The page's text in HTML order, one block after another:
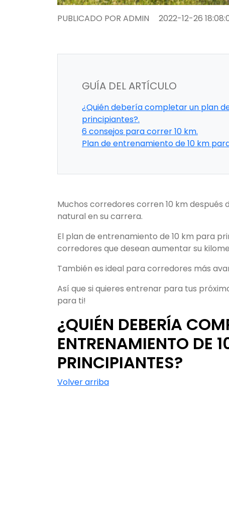
PUBLICADO POR ADMIN 2022-12-26
GUÍA DEL ARTÍCULO
¿Quién debería completar un plan
principiantes?.
6 consejos para correr 10 km.
Plan de entrenamiento de 10 km
Muchos corredores corren 10 km
natural en su carrera.
El plan de entrenamiento de 10 km para
corredores que desean aumentar su
También es ideal para corredores más
Así que si quieres entrenar para tus
para ti!
¿QUIÉN DEBERÍA
ENTRENAMIENTO DE
PRINCIPIANTES?
Volver arriba